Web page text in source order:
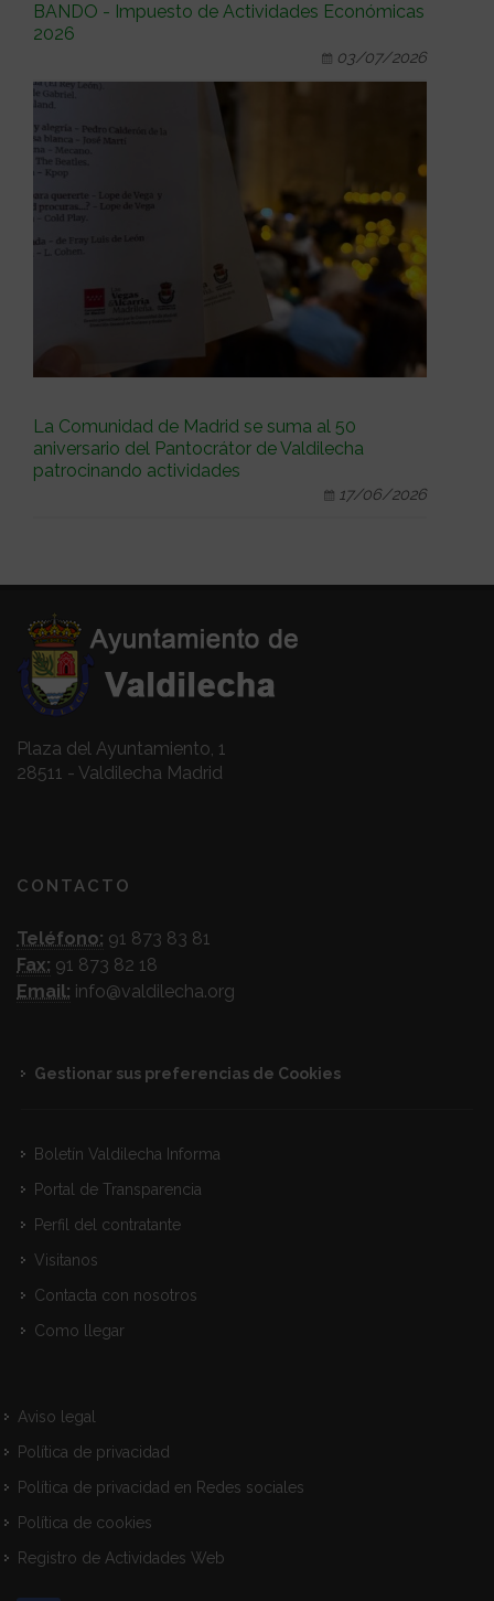
BANDO - Impuesto de Actividades Económicas
2026
03/07/2026
La Comunidad de Madrid se suma al 50
aniversario del Pantocrátor de Valdilecha
patrocinando actividades
17/06/2026
Plaza del Ayuntamiento, 1
28511 - Valdilecha Madrid
CONTACTO
Teléfono: 91 873 83 81
Fax: 91 873 82 18
Email: info@valdilecha.org
Gestionar sus preferencias de Cookies
Boletín Valdilecha Informa
Portal de Transparencia
Perfil del contratante
Visitanos
Contacta con nosotros
Como llegar
Aviso legal
Política de privacidad
Política de privacidad en Redes sociales
Política de cookies
Registro de Actividades Web